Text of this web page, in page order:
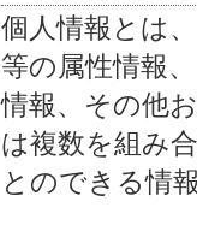
個人情報とは
等の属性情報
情報、その他
は複数を組み
とのできる情